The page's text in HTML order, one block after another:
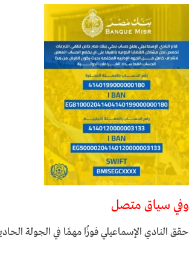
وفي سياق متصل
حقق النادي الإسماعيلي فوزًا مهمًا في الجولة